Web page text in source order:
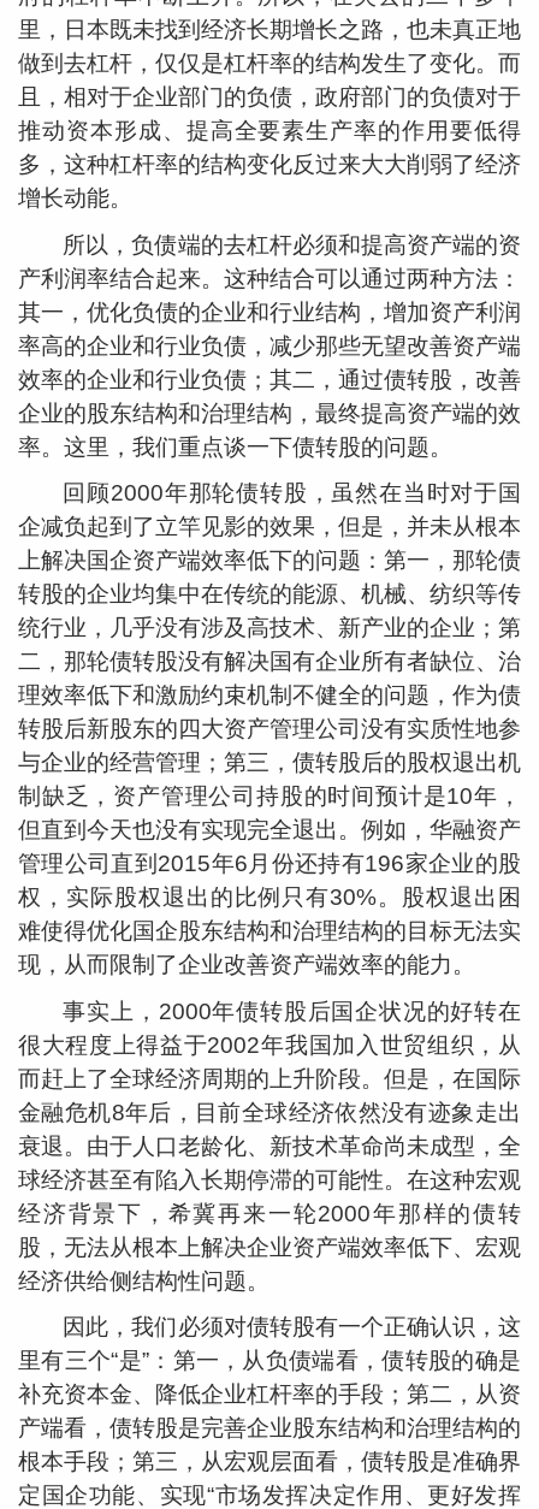
里，日本既未找到经济长期增长之路，也未真正地
做到去杠杆，仅仅是杠杆率的结构发生了变化。而
且，相对于企业部门的负债，政府部门的负债对于
推动资本形成、提高全要素生产率的作用要低得
多，这种杠杆率的结构变化反过来大大削弱了经济
增长动能。
所以，负债端的去杠杆必须和提高资产端的资
产利润率结合起来。这种结合可以通过两种方法：
其一，优化负债的企业和行业结构，增加资产利润
率高的企业和行业负债，减少那些无望改善资产端
效率的企业和行业负债；其二，通过债转股，改善
企业的股东结构和治理结构，最终提高资产端的效
率。这里，我们重点谈一下债转股的问题。
回顾2000年那轮债转股，虽然在当时对于国
企减负起到了立竿见影的效果，但是，并未从根本
上解决国企资产端效率低下的问题：第一，那轮债
转股的企业均集中在传统的能源、机械、纺织等传
统行业，几乎没有涉及高技术、新产业的企业；第
二，那轮债转股没有解决国有企业所有者缺位、治
理效率低下和激励约束机制不健全的问题，作为债
转股后新股东的四大资产管理公司没有实质性地参
与企业的经营管理；第三，债转股后的股权退出机
制缺乏，资产管理公司持股的时间预计是10年，
但直到今天也没有实现完全退出。例如，华融资产
管理公司直到2015年6月份还持有196家企业的股
权，实际股权退出的比例只有30%。股权退出困
难使得优化国企股东结构和治理结构的目标无法实
现，从而限制了企业改善资产端效率的能力。
事实上，2000年债转股后国企状况的好转在
很大程度上得益于2002年我国加入世贸组织，从
而赶上了全球经济周期的上升阶段。但是，在国际
金融危机8年后，目前全球经济依然没有迹象走出
衰退。由于人口老龄化、新技术革命尚未成型，全
球经济甚至有陷入长期停滞的可能性。在这种宏观
经济背景下，希冀再来一轮2000年那样的债转
股，无法从根本上解决企业资产端效率低下、宏观
经济供给侧结构性问题。
因此，我们必须对债转股有一个正确认识，这
里有三个“是”：第一，从负债端看，债转股的确是
补充资本金、降低企业杠杆率的手段；第二，从资
产端看，债转股是完善企业股东结构和治理结构的
根本手段；第三，从宏观层面看，债转股是准确界
定国企功能、实现“市场发挥决定作用、更好发挥